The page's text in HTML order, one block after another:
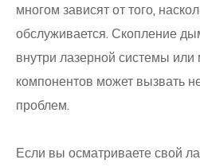
многом зависят от того,
обслуживается. Скопление
внутри лазерной системы или
компонентов может вызвать
проблем.
Если вы осматриваете свой